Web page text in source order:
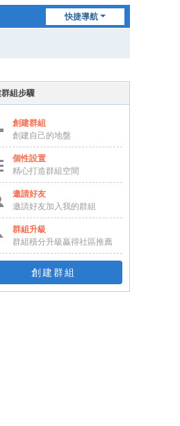
快捷導航
組步驟
創建群組
創建自己的地盤
個性設置
精心打造群組空間
邀請好友
邀請好友加入我的群組
群組升級
群組積分升級贏得社區推薦
創建群組